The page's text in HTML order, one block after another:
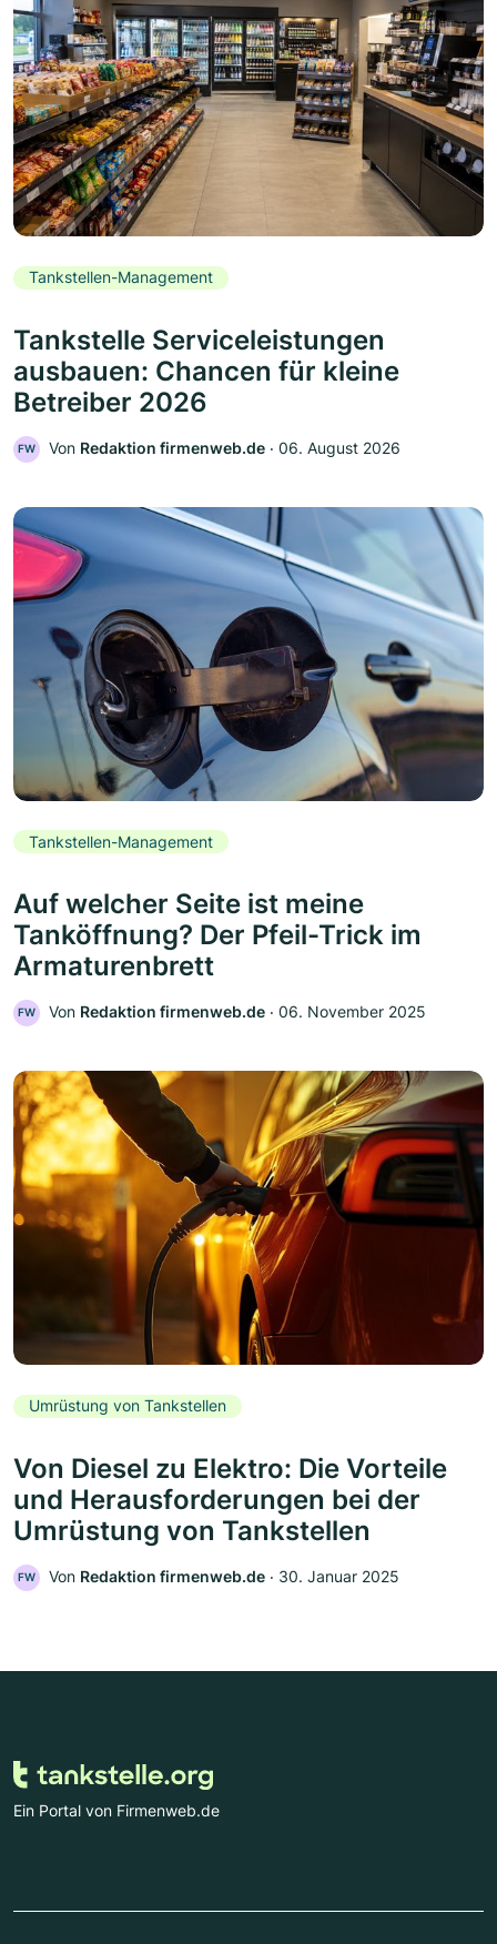
Tankstellen-Management
Tankstelle Serviceleistungen
ausbauen: Chancen für kleine
Betreiber 2026
FW Von Redaktion firmenweb.de ‧ 06. August 2026
Tankstellen-Management
Auf welcher Seite ist meine
Tanköffnung? Der Pfeil-Trick im
Armaturenbrett
FW Von Redaktion firmenweb.de ‧ 06. November 2025
Umrüstung von Tankstellen
Von Diesel zu Elektro: Die Vorteile
und Herausforderungen bei der
Umrüstung von Tankstellen
FW Von Redaktion firmenweb.de ‧ 30. Januar 2025
Ein Portal von Firmenweb.de